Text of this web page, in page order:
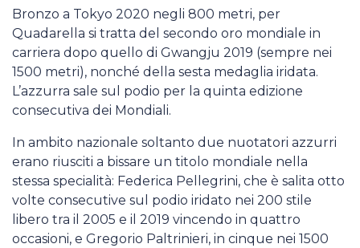
Bronzo a Tokyo 2020 negli 800 metri, per
Quadarella si tratta del secondo oro mondiale in
carriera dopo quello di Gwangju 2019 (sempre nei
1500 metri), nonché della sesta medaglia iridata.
L’azzurra sale sul podio per la quinta edizione
consecutiva dei Mondiali.
In ambito nazionale soltanto due nuotatori azzurri
erano riusciti a bissare un titolo mondiale nella
stessa specialità: Federica Pellegrini, che è salita otto
volte consecutive sul podio iridato nei 200 stile
libero tra il 2005 e il 2019 vincendo in quattro
occasioni, e Gregorio Paltrinieri, in cinque nei 1500